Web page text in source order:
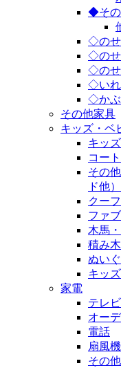
◆その
◇のせ
◇のせ
◇のせ
◇いれ
◇かぶ
その他家具
キッズ・ベ
キッ
コー
その
ド他）
クー
ファ
木馬
積み
ぬい
キッ
家電
テレビ
オー
電話
扇風機
その